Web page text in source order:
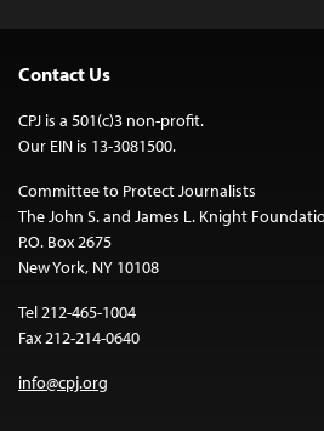
Contact Us
CPJ is a 501(c)3 non-profit.
Our EIN is 13-3081500.
Committee to Protect Journalists
The John S. and James L. Knight
P.O. Box 2675
New York, NY 10108
Tel 212-465-1004
Fax 212-214-0640
info@cpj.org